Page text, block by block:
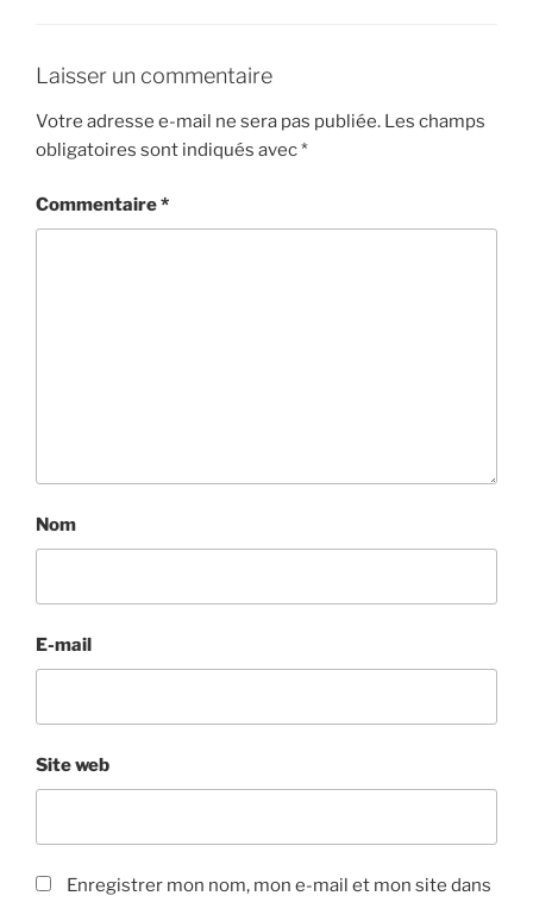
Laisser un commentaire
Votre adresse e-mail ne sera pas publiée. Les champs
obligatoires sont indiqués avec*
Commentaire*
Nom
E-mail
Site web
Enregistrer mon nom, mon e-mail et mon site dans